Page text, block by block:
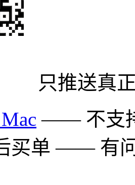
只推送真
—— 不支
买单 —— 有